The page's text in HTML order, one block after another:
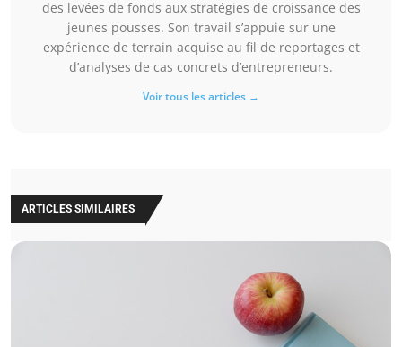
des levées de fonds aux stratégies de croissance des
jeunes pousses. Son travail s’appuie sur une
expérience de terrain acquise au fil de reportages et
d’analyses de cas concrets d’entrepreneurs.
Voir tous les articles →
ARTICLES SIMILAIRES